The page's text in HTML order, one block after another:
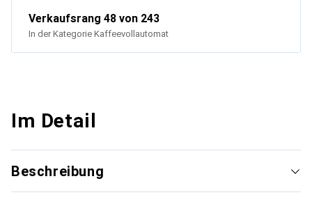
Verkaufsrang 48 von 243
In der Kategorie Kaffeevollautomat
Im Detail
Beschreibung